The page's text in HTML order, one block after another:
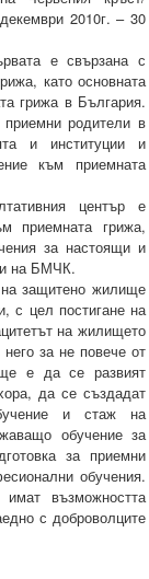
2010г. – 30
е свързана с
като основната
грижа в България.
родители в
и институции и
към приемната
център е
приемната грижа,
за настоящи и
на БМЧК.
на защитено жилище
с цел постигане на
на жилището
за не повече от
е да се развият
да се създадат
и стаж на
обучение за
за приемни
обучения.
възможността
с доброволците